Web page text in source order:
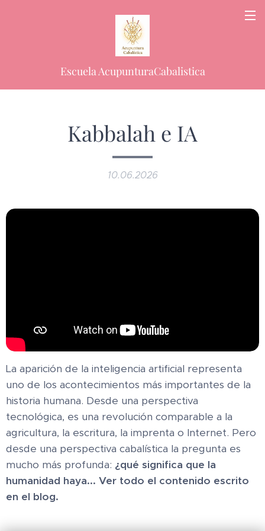
Escuela AcupunturaCabalistica
Kabbalah e IA
10.06.2026
La aparición de la inteligencia artificial representa
uno de los acontecimientos más importantes de la
historia humana. Desde una perspectiva
tecnológica, es una revolución comparable a la
agricultura, la escritura, la imprenta o Internet. Pero
desde una perspectiva cabalística la pregunta es
mucho más profunda: ¿qué significa que la
humanidad haya... Ver todo el contenido escrito
en el blog.